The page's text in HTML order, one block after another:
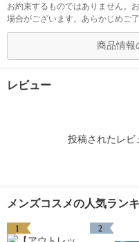
お約束するものではありません。
場合がございます。あらかじめご了
商品情報
レビュー
投稿されたレビ
メンズコスメの人気ラン
1 2